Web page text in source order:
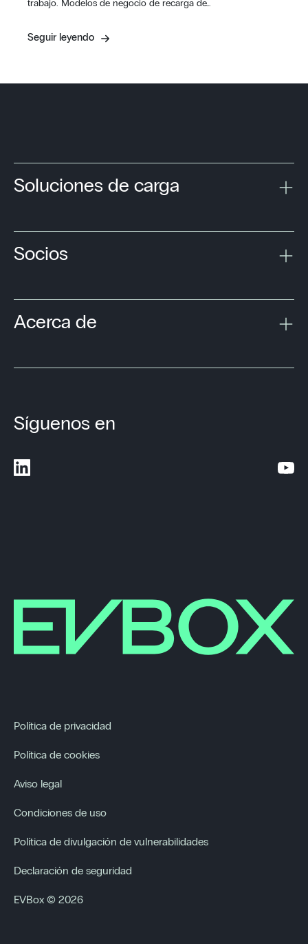
trabajo. Modelos de negocio de recarga de…
Seguir leyendo
Soluciones de carga
Socios
Acerca de
Síguenos en
Política de privacidad
Política de cookies
Aviso legal
Condiciones de uso
Política de divulgación de vulnerabilidades
Declaración de seguridad
EVBox © 2026